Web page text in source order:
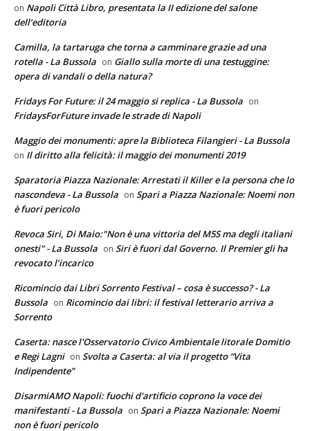
on Napoli Città Libro, presentata la II edizione del salone
dell’editoria
Camilla, la tartaruga che torna a camminare grazie ad una
rotella - La Bussola on Giallo sulla morte di una testuggine:
opera di vandali o della natura?
Fridays For Future: il 24 maggio si replica - La Bussola on
FridaysForFuture invade le strade di Napoli
Maggio dei monumenti: apre la Biblioteca Filangieri - La Bussola
on Il diritto alla felicità: il maggio dei monumenti 2019
Sparatoria Piazza Nazionale: Arrestati il Killer e la persona che lo
nascondeva - La Bussola on Spari a Piazza Nazionale: Noemi non
è fuori pericolo
Revoca Siri, Di Maio:"Non è una vittoria del M5S ma degli italiani
onesti" - La Bussola on Siri è fuori dal Governo. Il Premier gli ha
revocato l’incarico
Ricomincio dai Libri Sorrento Festival – cosa è successo? - La
Bussola on Ricomincio dai libri: il festival letterario arriva a
Sorrento
Caserta: nasce l'Osservatorio Civico Ambientale litorale Domitio
e Regi Lagni on Svolta a Caserta: al via il progetto “Vita
Indipendente”
DisarmiAMO Napoli: fuochi d'artificio coprono la voce dei
manifestanti - La Bussola on Spari a Piazza Nazionale: Noemi
non è fuori pericolo